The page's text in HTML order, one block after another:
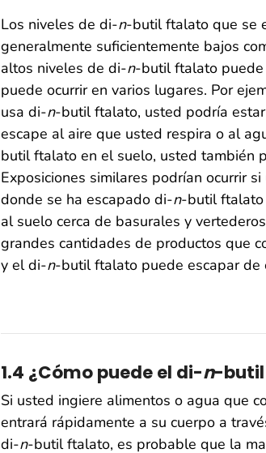
Los niveles de di-n-butil ftalato que se
generalmente suficientemente bajos
altos niveles de di-n-butil ftalato puede
puede ocurrir en varios lugares. Por
usa di-n-butil ftalato, usted podría
escape al aire que usted respira o al
butil ftalato en el suelo, usted también
Exposiciones similares podrían ocurrir
donde se ha escapado di-n-butil ftalato
al suelo cerca de basurales y
grandes cantidades de productos que
y el di-n-butil ftalato puede escapar de
1.4 ¿Cómo puede el di-n-butil
Si usted ingiere alimentos o agua que
entrará rápidamente a su cuerpo a
di-n-butil ftalato, es probable que la